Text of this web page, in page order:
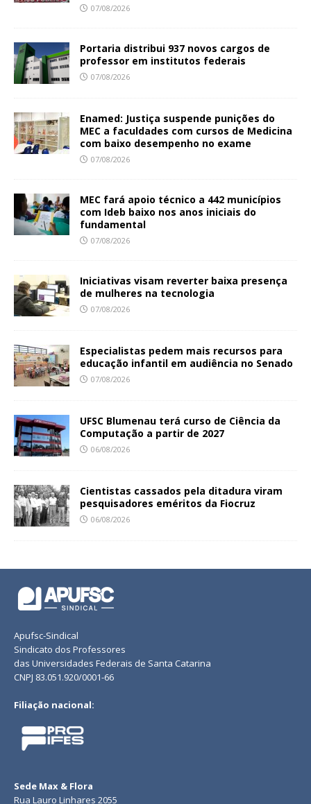
07/08/2026
Portaria distribui 937 novos cargos de
professor em institutos federais
07/08/2026
Enamed: Justiça suspende punições do
MEC a faculdades com cursos de Medicina
com baixo desempenho no exame
07/08/2026
MEC fará apoio técnico a 442 municípios
com Ideb baixo nos anos iniciais do
fundamental
07/08/2026
Iniciativas visam reverter baixa presença
de mulheres na tecnologia
07/08/2026
Especialistas pedem mais recursos para
educação infantil em audiência no Senado
07/08/2026
UFSC Blumenau terá curso de Ciência da
Computação a partir de 2027
06/08/2026
Cientistas cassados pela ditadura viram
pesquisadores eméritos da Fiocruz
06/08/2026
Apufsc-Sindical
Sindicato dos Professores
das Universidades Federais de Santa Catarina
CNPJ 83.051.920/0001-66
Filiação nacional:
Sede Max & Flora
Rua Lauro Linhares 2055